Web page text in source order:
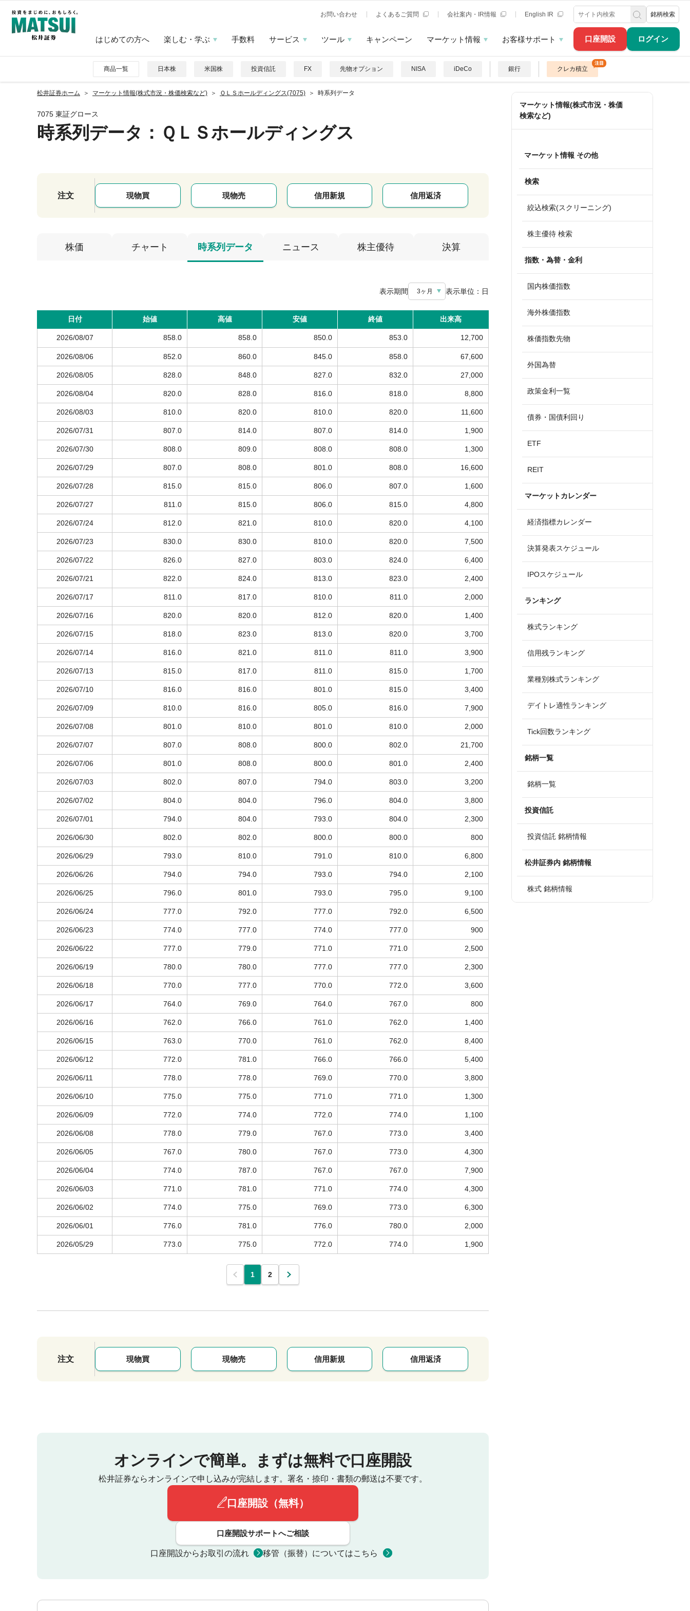
口座開設 ログイン
お問い合わせ よくあるご質問 会社案内・IR情報 English IR 銘柄検索
はじめての方へ 楽しむ・学ぶ 手数料 サービス ツール キャンペーン マーケット情報 お客様サポート
商品一覧 日本株 米国株 投資信託 FX 先物オプション NISA iDeCo 銀行 クレカ積立
松井証券ホーム マーケット情報(株式市況・株価検索など) ＱＬＳホールディングス(7075) 時系列データ
7075 東証グロース
時系列データ ：ＱＬＳホールディングス
注文 現物買 現物売 信用新規 信用返済
株価 チャート 時系列データ ニュース 株主優待 決算
表示期間 3ヶ月 表示単位： 日
日付 始値 高値 安値 終値 出来高
2026/08/07 858.0 858.0 850.0 853.0 12,700
2026/08/06 852.0 860.0 845.0 858.0 67,600
2026/08/05 828.0 848.0 827.0 832.0 27,000
2026/08/04 820.0 828.0 816.0 818.0 8,800
2026/08/03 810.0 820.0 810.0 820.0 11,600
2026/07/31 807.0 814.0 807.0 814.0 1,900
2026/07/30 808.0 809.0 808.0 808.0 1,300
2026/07/29 807.0 808.0 801.0 808.0 16,600
2026/07/28 815.0 815.0 806.0 807.0 1,600
2026/07/27 811.0 815.0 806.0 815.0 4,800
2026/07/24 812.0 821.0 810.0 820.0 4,100
2026/07/23 830.0 830.0 810.0 820.0 7,500
2026/07/22 826.0 827.0 803.0 824.0 6,400
2026/07/21 822.0 824.0 813.0 823.0 2,400
2026/07/17 811.0 817.0 810.0 811.0 2,000
2026/07/16 820.0 820.0 812.0 820.0 1,400
2026/07/15 818.0 823.0 813.0 820.0 3,700
2026/07/14 816.0 821.0 811.0 811.0 3,900
2026/07/13 815.0 817.0 811.0 815.0 1,700
2026/07/10 816.0 816.0 801.0 815.0 3,400
2026/07/09 810.0 816.0 805.0 816.0 7,900
2026/07/08 801.0 810.0 801.0 810.0 2,000
2026/07/07 807.0 808.0 800.0 802.0 21,700
2026/07/06 801.0 808.0 800.0 801.0 2,400
2026/07/03 802.0 807.0 794.0 803.0 3,200
2026/07/02 804.0 804.0 796.0 804.0 3,800
2026/07/01 794.0 804.0 793.0 804.0 2,300
2026/06/30 802.0 802.0 800.0 800.0 800
2026/06/29 793.0 810.0 791.0 810.0 6,800
2026/06/26 794.0 794.0 793.0 794.0 2,100
2026/06/25 796.0 801.0 793.0 795.0 9,100
2026/06/24 777.0 792.0 777.0 792.0 6,500
2026/06/23 774.0 777.0 774.0 777.0 900
2026/06/22 777.0 779.0 771.0 771.0 2,500
2026/06/19 780.0 780.0 777.0 777.0 2,300
2026/06/18 770.0 777.0 770.0 772.0 3,600
2026/06/17 764.0 769.0 764.0 767.0 800
2026/06/16 762.0 766.0 761.0 762.0 1,400
2026/06/15 763.0 770.0 761.0 762.0 8,400
2026/06/12 772.0 781.0 766.0 766.0 5,400
2026/06/11 778.0 778.0 769.0 770.0 3,800
2026/06/10 775.0 775.0 771.0 771.0 1,300
2026/06/09 772.0 774.0 772.0 774.0 1,100
2026/06/08 778.0 779.0 767.0 773.0 3,400
2026/06/05 767.0 780.0 767.0 773.0 4,300
2026/06/04 774.0 787.0 767.0 767.0 7,900
2026/06/03 771.0 781.0 771.0 774.0 4,300
2026/06/02 774.0 775.0 769.0 773.0 6,300
2026/06/01 776.0 781.0 776.0 780.0 2,000
2026/05/29 773.0 775.0 772.0 774.0 1,900
1 2
注文 現物買 現物売 信用新規 信用返済
オンラインで簡単。 まずは無料で口座開設
松井証券ならオンラインで申し込みが完結します。 署名・捺印・書類の郵送は不要です。
口座開設（無料）
口座開設サポートへご相談
口座開設からお取引の流れ 移管（振替）についてはこちら
マーケット情報(株式市況・株価
検索など)
マーケット情報 その他
検索
絞込検索(スクリーニング)
株主優待 検索
指数・為替・金利
国内株価指数
海外株価指数
株価指数先物
外国為替
政策金利一覧
債券・国債利回り
ETF
REIT
マーケットカレンダー
経済指標カレンダー
決算発表スケジュール
IPOスケジュール
ランキング
株式ランキング
信用残ランキング
業種別株式ランキング
デイトレ適性ランキング
Tick回数ランキング
銘柄一覧
銘柄一覧
投資信託
投資信託 銘柄情報
松井証券内 銘柄情報
株式 銘柄情報